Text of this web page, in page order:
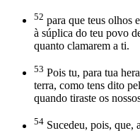
52 para que teus olhos
à súplica do teu povo
quanto clamarem a ti.
53 Pois tu, para tua
terra, como tens dito
quando tiraste os
54 Sucedeu, pois, que,